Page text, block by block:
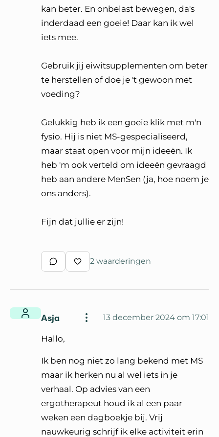
kan beter. En onbelast bewegen, da's
inderdaad een goeie! Daar kan ik wel
iets mee.
Gebruik jij eiwitsupplementen om beter
te herstellen of doe je 't gewoon met
voeding?
Gelukkig heb ik een goeie klik met m'n
fysio. Hij is niet MS-gespecialiseerd,
maar staat open voor mijn ideeën. Ik
heb 'm ook verteld om ideeën gevraagd
heb aan andere MenSen (ja, hoe noem je
ons anders).
Fijn dat jullie er zijn!
Schrijf een reactie
Waardeer reactie
2 waarderingen
Asja 13 december 2024 om 17:01
Hallo,
Ik ben nog niet zo lang bekend met MS
maar ik herken nu al wel iets in je
verhaal. Op advies van een
ergotherapeut houd ik al een paar
weken een dagboekje bij. Vrij
nauwkeurig schrijf ik elke activiteit erin